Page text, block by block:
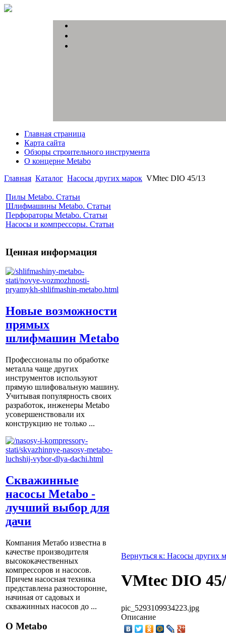
Главная страница
Карта сайта
Обзоры строительного инструмента
О концерне Metabo
Главная Каталог Насосы других марок VMtec DIO 45/13
Пилы Metabo. Статьи
Шлифмашины Metabo. Статьи
Перфораторы Metabo. Статьи
Насосы и компрессоры. Статьи
Ценная информация
Новые возможности
прямых
шлифмашин Metabo
Профессионалы по обработке
металла чаще других
инструментов используют
прямую шлифовальную машину.
Учитывая популярность своих
разработок, инженеры Metabo
усовершенствовали их
конструкцию не только ...
Скважинные
насосы Metabo -
лучший выбор для
дачи
Компания Метабо известна в
качестве производителя
высококачественных
компрессоров и насосов.
Причем насосная техника
представлена разносторонне,
начиная от садовых и
скважинных насосов до ...
О Metabo
Вернуться к: Насосы других
VMtec DIO
pic_5293109934223.jpg
Описание